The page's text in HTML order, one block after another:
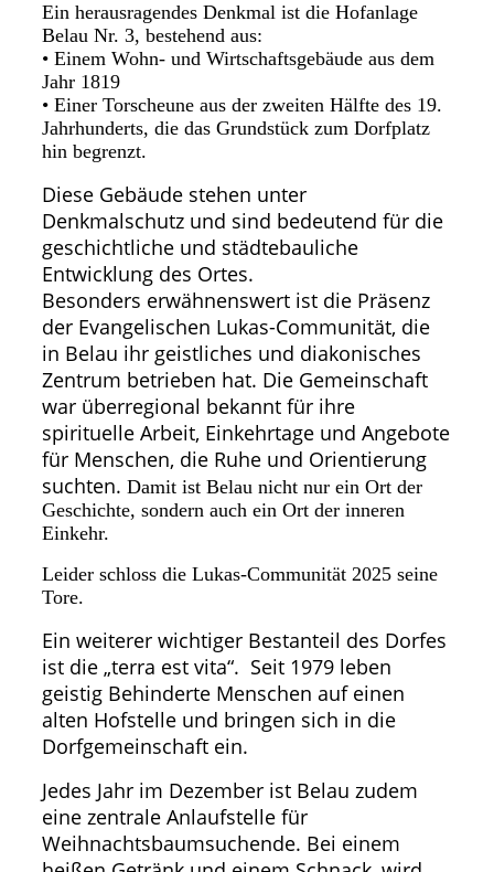
Ein herausragendes Denkmal ist die Hofanlage
Belau Nr. 3, bestehend aus:
• Einem Wohn- und Wirtschaftsgebäude aus dem
Jahr 1819
• Einer Torscheune aus der zweiten Hälfte des 19.
Jahrhunderts, die das Grundstück zum Dorfplatz
hin begrenzt.
Diese Gebäude stehen unter
Denkmalschutz und sind bedeutend für die
geschichtliche und städtebauliche
Entwicklung des Ortes.
Besonders erwähnenswert ist die Präsenz
der Evangelischen Lukas-Communität, die
in Belau ihr geistliches und diakonisches
Zentrum betrieben hat. Die Gemeinschaft
war überregional bekannt für ihre
spirituelle Arbeit, Einkehrtage und Angebote
für Menschen, die Ruhe und Orientierung
suchten. Damit ist Belau nicht nur ein Ort der
Geschichte, sondern auch ein Ort der inneren
Einkehr.
Leider schloss die Lukas-Communität 2025 seine
Tore.
Ein weiterer wichtiger Bestanteil des Dorfes
ist die „terra est vita“. Seit 1979 leben
geistig Behinderte Menschen auf einen
alten Hofstelle und bringen sich in die
Dorfgemeinschaft ein.
Jedes Jahr im Dezember ist Belau zudem
eine zentrale Anlaufstelle für
Weihnachtsbaumsuchende. Bei einem